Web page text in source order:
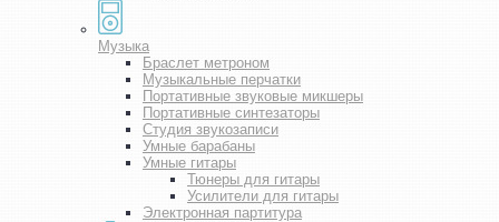
Музыка
Браслет метроном
Музыкальные перчатки
Портативные звуковые микшеры
Портативные синтезаторы
Студия звукозаписи
Умные барабаны
Умные гитары
Тюнеры для гитары
Усилители для гитары
Электронная партитура